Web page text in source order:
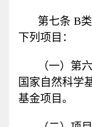
第七条 B
下列项目：
（一）第
国家自然科学
基金项目。